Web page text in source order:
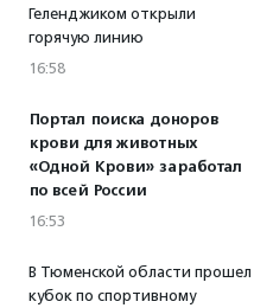
Геленджиком открыли
горячую линию
16:58
Портал поиска доноров
крови для животных
«Одной Крови» заработал
по всей России
16:53
В Тюменской области прошел
кубок по спортивному